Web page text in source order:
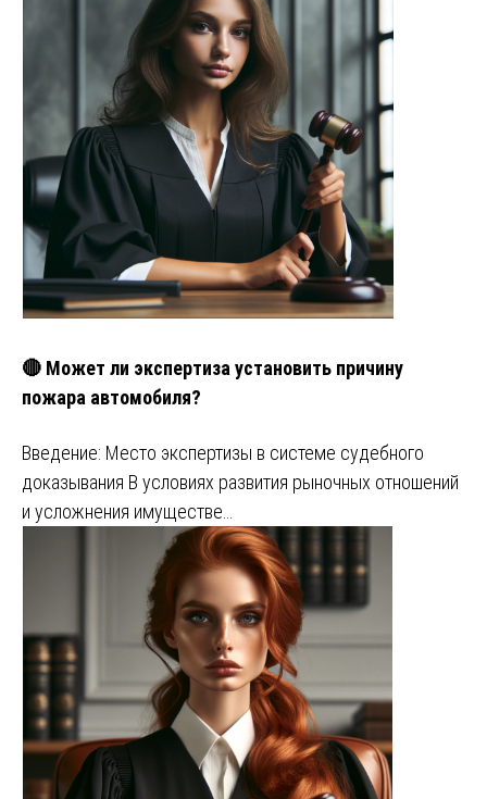
🔴 Может ли экспертиза установить причину
пожара автомобиля?
Введение: Место экспертизы в системе судебного
доказывания В условиях развития рыночных отношений
и усложнения имуществе…